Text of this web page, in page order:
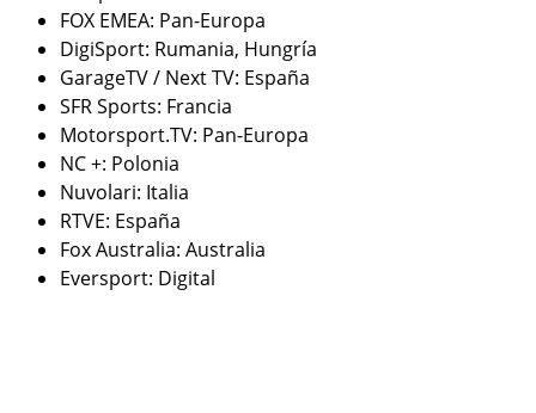
FOX EMEA: Pan-Europa
DigiSport: Rumania, Hungría
GarageTV / Next TV: España
SFR Sports: Francia
Motorsport.TV: Pan-Europa
NC +: Polonia
Nuvolari: Italia
RTVE: España
Fox Australia: Australia
Eversport: Digital